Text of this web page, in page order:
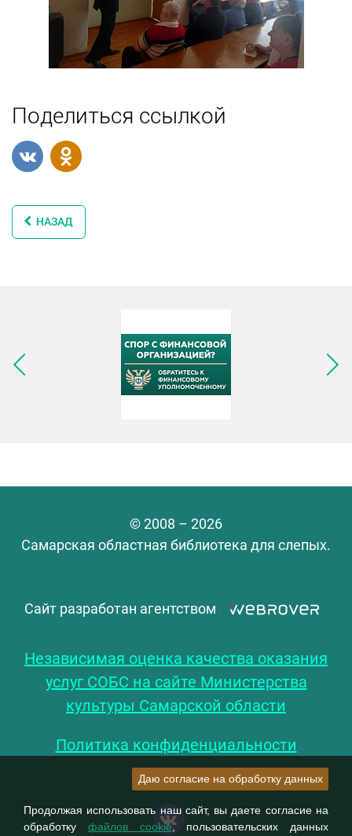
Поделиться ссылкой
НАЗАД
Следующее изображение
© 2008 – 2026
Самарская областная библиотека для слепых.
Сайт разработан агентством
Независимая оценка качества оказания
услуг СОБС на сайте Министерства
культуры Самарской области
Политика конфиденциальности
Даю согласие на обработку данных
Продолжая использовать наш сайт, вы даете согласие на
обработку файлов cookie, пользовательских данных